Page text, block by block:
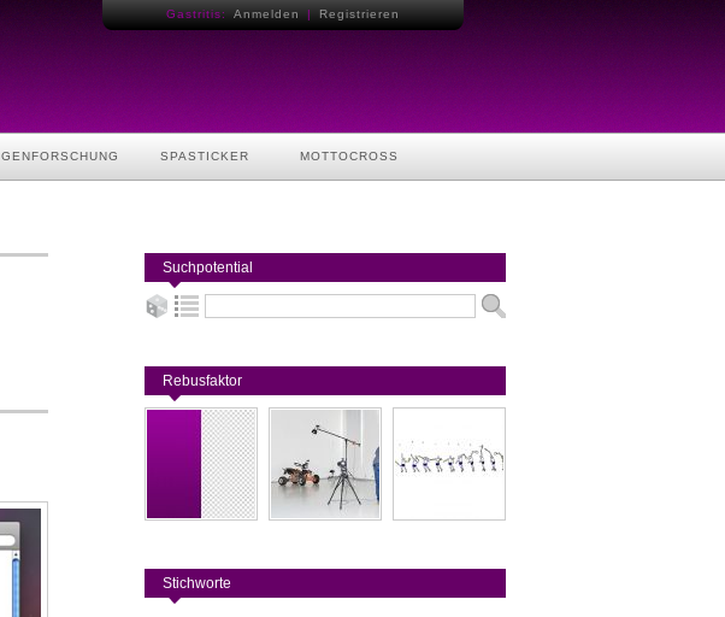
Gastritis: Anmelden | Registrieren
GENFORSCHUNG SPASTICKER MOTTOCROSS
Suchpotential
Rebusfaktor
Stichworte